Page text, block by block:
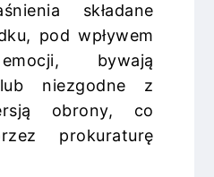
składane
pod wpływem
bywają
niezgodne z
obrony, co
prokuraturę